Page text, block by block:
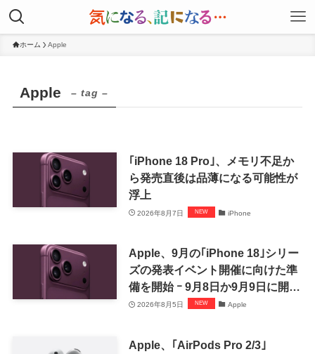
ホーム Apple
Apple – tag –
｢iPhone 18 Pro｣、メモリ不足か
ら発売直後は品薄になる可能性が
浮上
2026年8月7日 iPhone
Apple、9月の｢iPhone 18｣シリー
ズの発表イベント開催に向けた準
備を開始 ｰ 9月8日か9月9日に開催
見込み
2026年8月5日 Apple
Apple、｢AirPods Pro 2/3｣